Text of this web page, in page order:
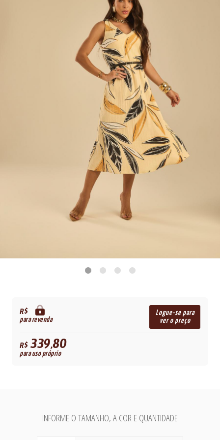
R$
para revenda
Logue-se para
ver o preço
R$339,80
para uso próprio
INFORME O TAMANHO, A COR E QUANTIDADE